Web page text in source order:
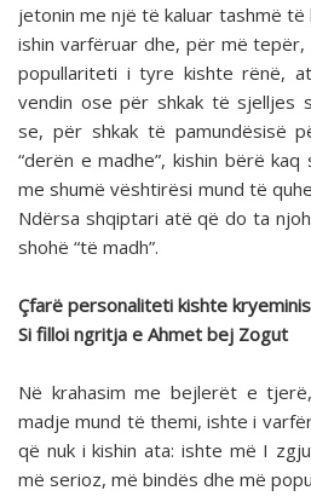
jetonin me një të kaluar tashmë të
ishin varfëruar dhe, për më
popullariteti i tyre kishte rënë,
vendin ose për shkak të sjelljes
se, për shkak të pamundësisë
“derën e madhe”, kishin bërë
me shumë vështirësi mund të
Ndërsa shqiptari atë që do ta
shohë “të madh”.
Çfarë personaliteti kishte
Si filloi ngritja e Ahmet bej Zogut
Në krahasim me bejlerët e
madje mund të themi, ishte i
që nuk i kishin ata: ishte më I
më serioz, më bindës dhe më